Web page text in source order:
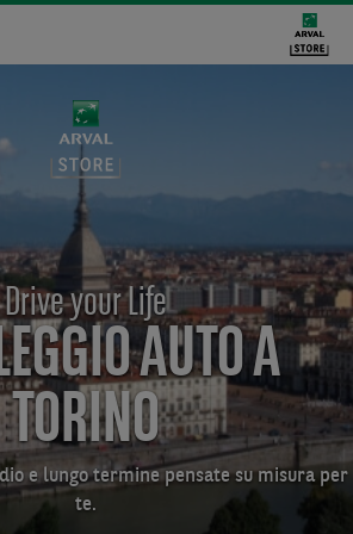
Drive your Life
AUTO A
TORINO
e lungo termine pensate su misura per
te.